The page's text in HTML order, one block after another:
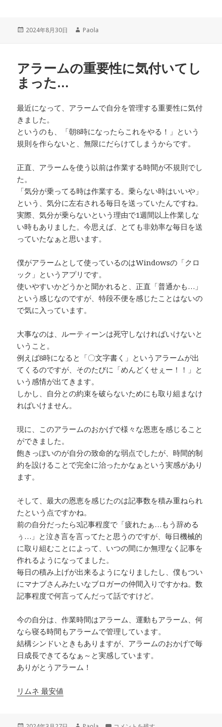
投
2024年8月30日
作
Paola
アラームの重要性に気付いてし
まった…
最近になって、アラームで自分を管理する重要性に気付
きました。
というのも、「朝8時になったらこれをやる！」という
規則を作らないと、無限にだらけてしまうからです。
正直、アラームを使う以前は作業する時間が不規則でし
た。
「気分が乗ってる時は作業する。乗らない時はいいや」
という、気分に左右される毎日を送っていたんですね。
実際、気分が乗らないという理由で1週間以上作業しな
い時もありました。今思えば、とても非効率な毎日を送
っていたなぁと思います。
僕がアラームとして使っているのはWindowsの「クロ
ック」というアプリです。
使いやすいかどうかと聞かれると、正直「普通かも…」
という感じなのですが、特段不便を感じたことはないの
で気に入っています。
大事なのは、ルーティーンは死守しなければいけないと
いうこと。
例えば8時になると「〇文字書く」というアラームが出
てくるのですが、そのたびに「めんどくせぇー！！」と
いう感情が出てきます。
しかし、自分との約束を破らないためにも取り組まなけ
ればいけません。
現に、このアラームのおかげで様々な恩恵を感じること
ができました。
飽きっぽいのが自分の致命的な弱点でしたが、時間的制
約を設けることで完全に治ったかなぁという実感があり
ます。
そして、最大の恩恵を感じたのは記事数を積み重ねられ
たという点ですかね。
前の自分だったら3記事程度で「疲れたぁ…もう辞める
ぅ…」と泣き言を言ってたと思うのですが、毎日機械的
に取り組むことによって、いつの間にか無理なく記事を
作れるようになってました。
毎日の積み上げが出来るようになりましたし、僕もつい
にマナブさんみたいなブロガーの仲間入りですかね。数
記事程度で何言ってんだって話ですけど。
今の自分は、作業時間はアラーム、運動もアラーム、何
なら寝る時間もアラームで管理しています。
結構シンドいときもありますが、アラームのおかげで毎
日成長できてるなぁ～と実感しています。
ありがとうアラーム！
リムネ 最安値